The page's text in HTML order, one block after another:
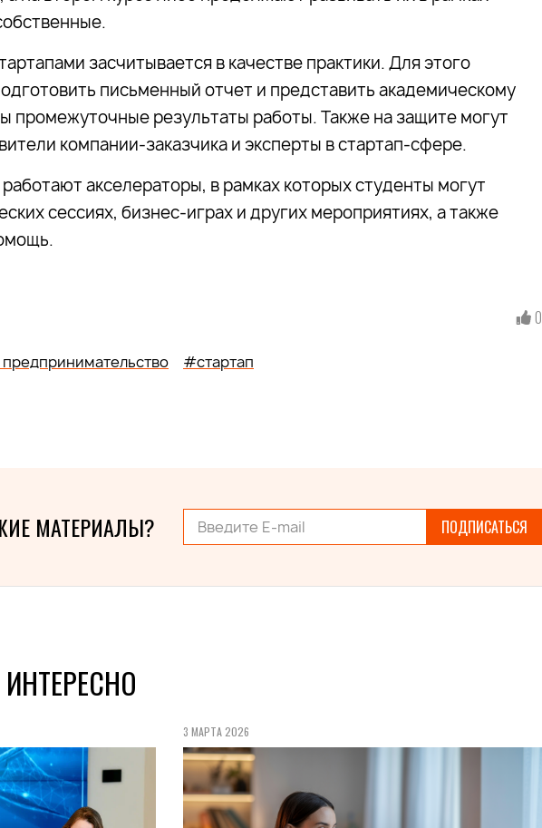
засчитывается в качестве практики. Для этого
письменный отчет и представить академическому
промежуточные результаты работы. Также на защите могут
компании-заказчика и эксперты в стартап-сфере.
акселераторы, в рамках которых студенты могут
сессиях, бизнес-играх и других мероприятиях, а также
0
#стартап
МАТЕРИАЛЫ? ПОДПИСАТЬСЯ
3 МАРТА 2026